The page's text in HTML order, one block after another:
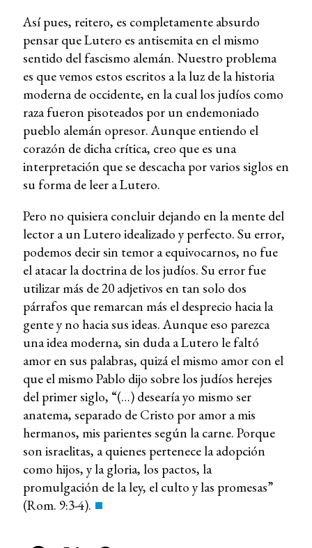
Así pues, reitero, es completamente absurdo
pensar que Lutero es antisemita en el mismo
sentido del fascismo alemán. Nuestro problema
es que vemos estos escritos a la luz de la historia
moderna de occidente, en la cual los judíos como
raza fueron pisoteados por un endemoniado
pueblo alemán opresor. Aunque entiendo el
corazón de dicha crítica, creo que es una
interpretación que se descacha por varios siglos en
su forma de leer a Lutero.
Pero no quisiera concluir dejando en la mente del
lector a un Lutero idealizado y perfecto. Su error,
podemos decir sin temor a equivocarnos, no fue
el atacar la doctrina de los judíos. Su error fue
utilizar más de 20 adjetivos en tan solo dos
párrafos que remarcan más el desprecio hacia la
gente y no hacia sus ideas. Aunque eso parezca
una idea moderna, sin duda a Lutero le faltó
amor en sus palabras, quizá el mismo amor con el
que el mismo Pablo dijo sobre los judíos herejes
del primer siglo, “(…) desearía yo mismo ser
anatema, separado de Cristo por amor a mis
hermanos, mis parientes según la carne. Porque
son israelitas, a quienes pertenece la adopción
como hijos, y la gloria, los pactos, la
promulgación de la ley, el culto y las promesas”
(Rom. 9:3-4).